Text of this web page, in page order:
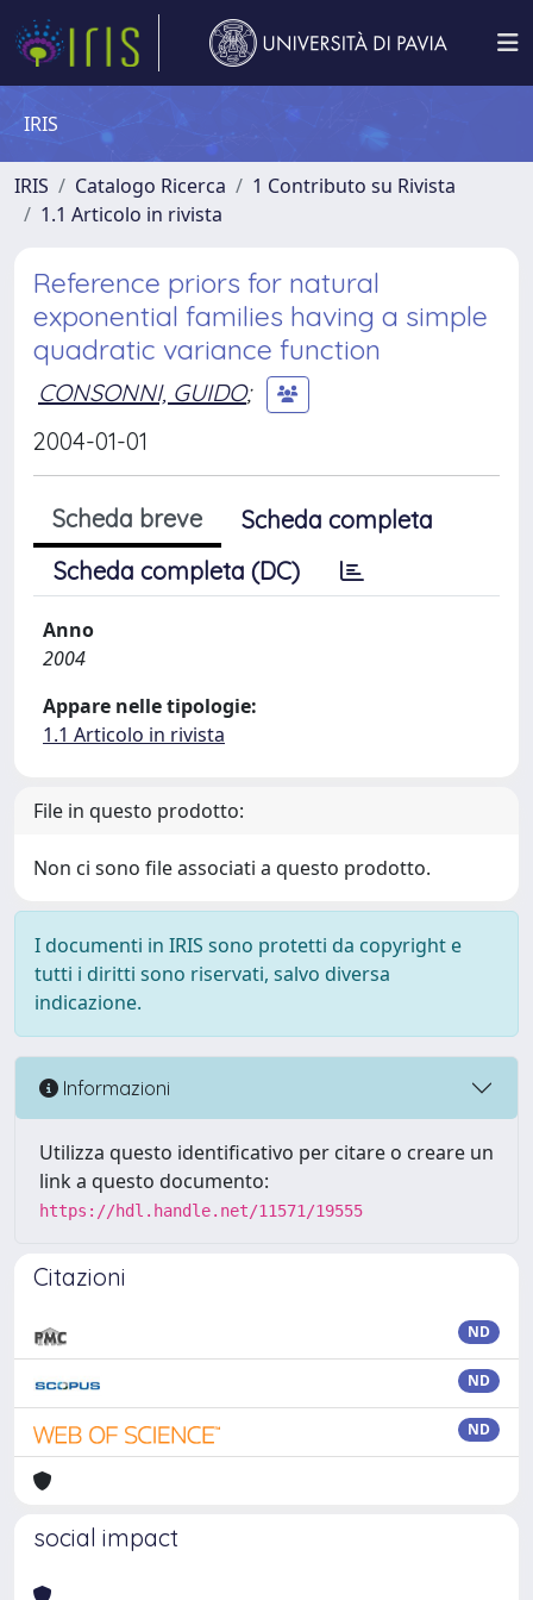
IRIS
IRIS Catalogo Ricerca
1 Contributo su Rivista
1.1 Articolo in rivista
Reference priors for natural
exponential families having a simple
quadratic variance function
CONSONNI, GUIDO;
2004-01-01
Scheda breve
Scheda completa
Scheda completa (DC)
Anno
2004
Appare nelle tipologie:
1.1 Articolo in rivista
File in questo prodotto:
Non ci sono file associati a questo prodotto.
I documenti in IRIS sono protetti da copyright e
tutti i diritti sono riservati, salvo diversa
indicazione.
Informazioni
Utilizza questo identificativo per citare o creare un
link a questo documento:
https://hdl.handle.net/11571/19555
Citazioni
ND
ND
ND
social impact